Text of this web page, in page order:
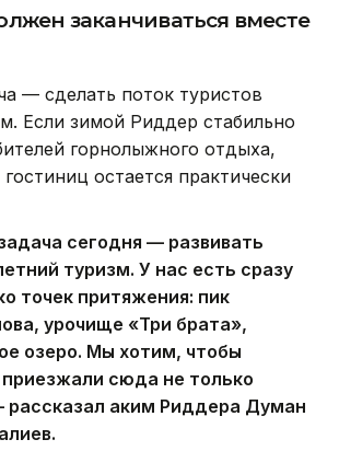
заканчиваться вместе
— сделать поток туристов
Если зимой Риддер стабильно
горнолыжного отдыха,
остается практически
сегодня — развивать
туризм. У нас есть сразу
точек притяжения: пик
урочище «Три брата»,
озеро. Мы хотим, чтобы
сюда не только
рассказал аким Риддера Думан